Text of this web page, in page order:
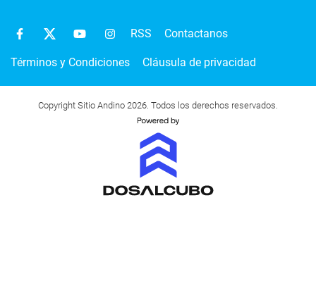
RSS Contactanos
Términos y Condiciones Cláusula de privacidad
Copyright Sitio Andino 2026. Todos los derechos reservados.